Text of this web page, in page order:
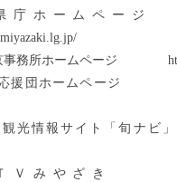
県庁ホー
事務所ホームページ
援団ホームページ
光情報サイト「旬ナビ
光ＴＶみ